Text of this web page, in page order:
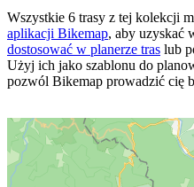
Wszystkie 6 trasy z tej kolekcji
aplikacji Bikemap, aby uzyskać
dostosować w planerze tras lub
Użyj ich jako szablonu do
pozwól Bikemap prowadzić cię